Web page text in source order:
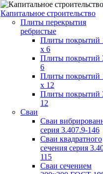
Капитальное строительство
Плиты перекрытия
ребристые
Плиты покрытий
x 6
Плиты покрытий
6
Плиты покрытий
x 12
Плиты покрытий
12
Сваи
Сваи
серия 3.407.9-146
Сваи квадратного
сечения серия
115
Сваи сечением